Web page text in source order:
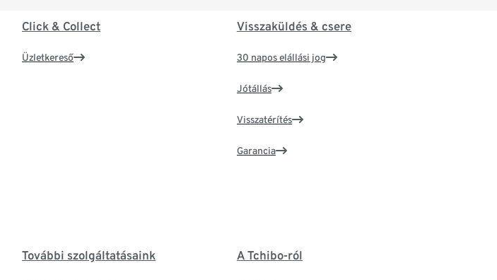
Click & Collect
Üzletkereső
Visszaküldés & csere
30 napos elállási jog
Jótállás
Visszatérítés
Garancia
További szolgáltatásaink A Tchibo-ról